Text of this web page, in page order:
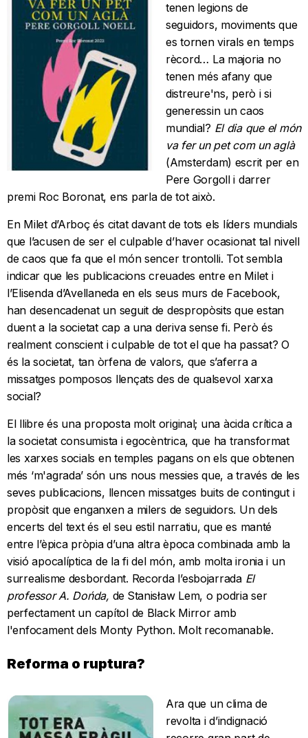
tenen legions de
seguidors, moviments que
es tornen virals en temps
rècord… La majoria no
tenen més afany que
distreure'ns, però i si
generessin un caos
mundial? El dia que el món
va fer un pet com un aglà
(Amsterdam) escrit per en
Pere Gorgoll i darrer
premi Roc Boronat, ens parla de tot això.
En Milet d’Arboç és citat davant de tots els líders mundials
que l’acusen de ser el culpable d’haver ocasionat tal nivell
de caos que fa que el món sencer trontolli. Tot sembla
indicar que les publicacions creuades entre en Milet i
l’Elisenda d’Avellaneda en els seus murs de Facebook,
han desencadenat un seguit de despropòsits que estan
duent a la societat cap a una deriva sense fi. Però és
realment conscient i culpable de tot el que ha passat? O
és la societat, tan òrfena de valors, que s’aferra a
missatges pomposos llençats des de qualsevol xarxa
social?
El llibre és una proposta molt original; una àcida crítica a
la societat consumista i egocèntrica, que ha transformat
les xarxes socials en temples pagans on els que obtenen
més ‘m'agrada’ són uns nous messies que, a través de les
seves publicacions, llencen missatges buits de contingut i
propòsit que enganxen a milers de seguidors. Un dels
encerts del text és el seu estil narratiu, que es manté
entre l’èpica pròpia d’una altra època combinada amb la
visió apocalíptica de la fi del món, amb molta ironia i un
surrealisme desbordant. Recorda l’esbojarrada El
professor A. Dońda, de Stanisław Lem, o podria ser
perfectament un capítol de Black Mirror amb
l'enfocament dels Monty Python. Molt recomanable.
Reforma o ruptura?
Ara que un clima de
revolta i d’indignació